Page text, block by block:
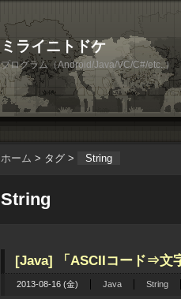
ミライニトドケ
プログラム（Android/Java/VC/C#/etc..）
ホーム > タグ > String
String
[Java] 「ASCIIコード⇒文
2013-08-16 (金) Java String